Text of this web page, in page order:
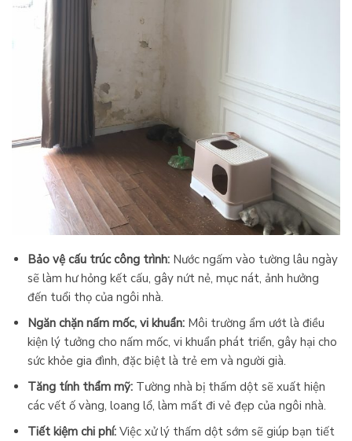
Bảo vệ cấu trúc công trình:Nước ngấm vào tường lâu ngày
sẽ làm hư hỏng kết cấu, gây nứt nẻ, mục nát, ảnh hưởng
đến tuổi thọ của ngôi nhà.
Ngăn chặn nấm mốc, vi khuẩn:Môi trường ẩm ướt là điều
kiện lý tưởng cho nấm mốc, vi khuẩn phát triển, gây hại cho
sức khỏe gia đình, đặc biệt là trẻ em và người già.
Tăng tính thẩm mỹ:Tường nhà bị thấm dột sẽ xuất hiện
các vết ố vàng, loang lổ, làm mất đi vẻ đẹp của ngôi nhà.
Tiết kiệm chi phí:Việc xử lý thấm dột sớm sẽ giúp bạn tiết